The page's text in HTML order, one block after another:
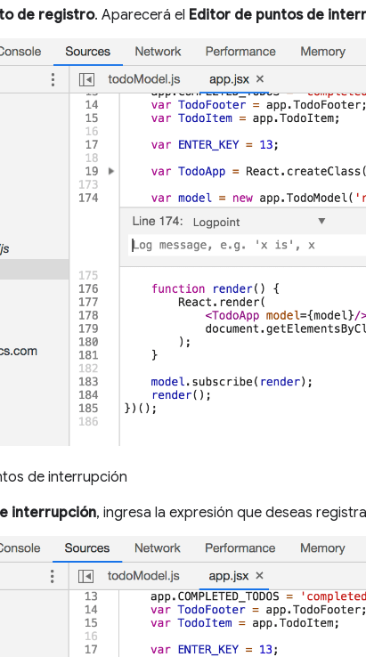
de registro. Aparecerá el Editor de puntos de
de interrupción
interrupción, ingresa la expresión que deseas